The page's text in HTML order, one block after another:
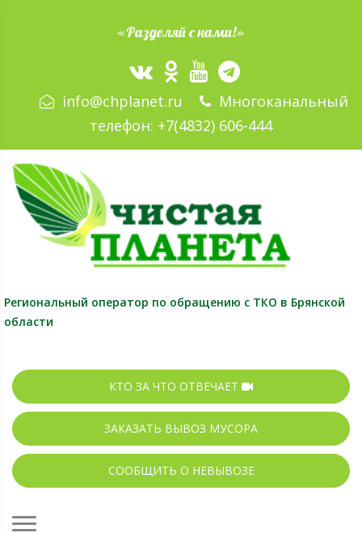
«Разделяй с нами!»
info@chplanet.ru
Многоканальный
телефон: +7(4832) 606-444
Региональный оператор по обращению с ТКО в Брянской
области
КТО ЗА ЧТО ОТВЕЧАЕТ
ЗАКАЗАТЬ ВЫВОЗ МУСОРА
СООБЩИТЬ О НЕВЫВОЗЕ